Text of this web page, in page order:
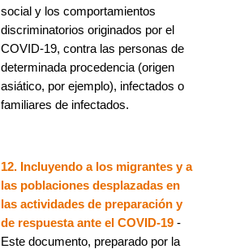
social y los comportamientos
discriminatorios originados por el
COVID-19, contra las personas de
determinada procedencia (origen
asiático, por ejemplo), infectados o
familiares de infectados.
12. Incluyendo a los migrantes y a
las poblaciones desplazadas en
las actividades de preparación y
de respuesta ante el COVID-19 -
Este documento, preparado por la